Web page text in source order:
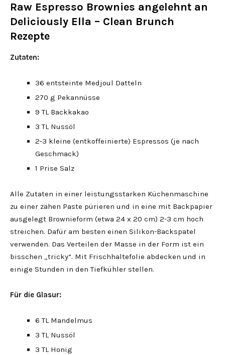
Raw Espresso Brownies angelehnt an
Deliciously Ella – Clean Brunch
Rezepte
Zutaten:
36 entsteinte Medjoul Datteln
270 g Pekannüsse
9 TL Backkakao
3 TL Nussöl
2-3 kleine (entkoffeinierte) Espressos (je nach
Geschmack)
1 Prise Salz
Alle Zutaten in einer leistungsstarken Küchenmaschine
zu einer zähen Paste pürieren und in eine mit Backpapier
ausgelegt Brownieform (etwa 24 x 20 cm) 2-3 cm hoch
streichen. Dafür am besten einen Silikon-Backspatel
verwenden. Das Verteilen der Masse in der Form ist ein
bisschen „tricky“. Mit Frischhaltefolie abdecken und in
einige Stunden in den Tiefkühler stellen.
Für die Glasur:
6 TL Mandelmus
3 TL Nussöl
3 TL Honig